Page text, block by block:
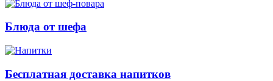
Блюда от шефа
Бесплатная доставка напитков